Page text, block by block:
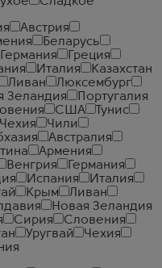
Австрия
Беларусь
Германия
Греция
Италия
Казахстан
Ливан
Люксембург
Зеландия
Португалия
США
Тунис
Чехия
Чили
Австралия
Армения
Венгрия
Германия
Испания
Италия
Крым
Ливан
Новая Зеландия
Сирия
Словения
Уругвай
Чехия